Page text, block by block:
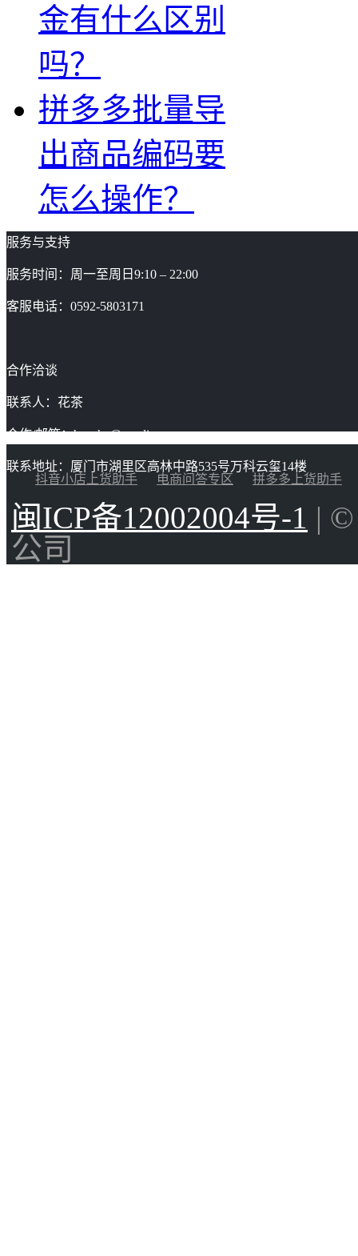
金有什么区别
吗？
拼多多批量导
出商品编码要
怎么操作？
服务与支持
服务时间：周一至周日9:10 – 22:00
客服电话：0592-5803171
合作洽谈
联系人：花茶
合作/邮箱：huacha@gaoding.com
联系地址：厦门市湖里区高林中路535号万科云玺14楼
抖音小店上货助手
电商问答专区 拼多多上货助手
闽ICP备12002004号-1 |
公司